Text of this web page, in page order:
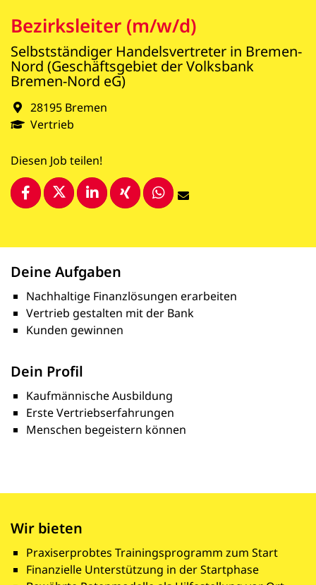
Bezirksleiter (m/w/d)
Selbstständiger Handelsvertreter in Bremen-
Nord (Geschäftsgebiet der Volksbank
Bremen-Nord eG)
28195 Bremen
Vertrieb
Diesen Job teilen!
Deine Aufgaben
Nachhaltige Finanzlösungen erarbeiten
Vertrieb gestalten mit der Bank
Kunden gewinnen
Dein Profil
Kaufmännische Ausbildung
Erste Vertriebserfahrungen
Menschen begeistern können
Wir bieten
Praxiserprobtes Trainingsprogramm zum Start
Finanzielle Unterstützung in der Startphase